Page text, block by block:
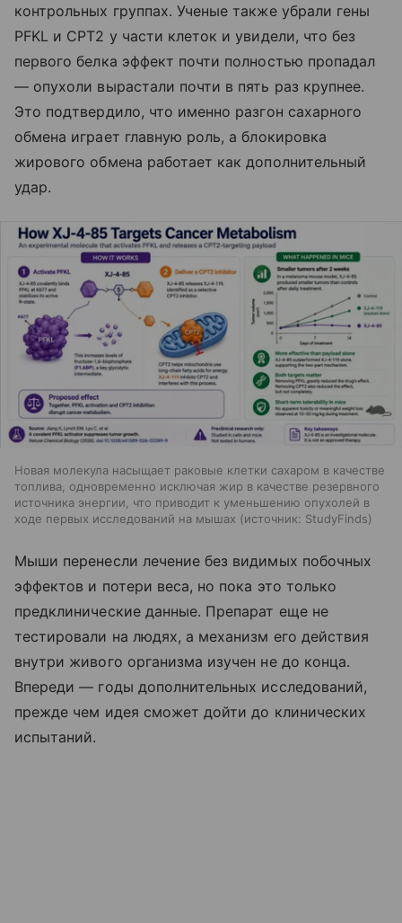
контрольных группах. Ученые также убрали гены
PFKL и CPT2 у части клеток и увидели, что без
первого белка эффект почти полностью пропадал
— опухоли вырастали почти в пять раз крупнее.
Это подтвердило, что именно разгон сахарного
обмена играет главную роль, а блокировка
жирового обмена работает как дополнительный
удар.
Новая молекула насыщает раковые клетки сахаром в качестве
топлива, одновременно исключая жир в качестве резервного
источника энергии, что приводит к уменьшению опухолей в
ходе первых исследований на мышах
источник: StudyFinds
Мыши перенесли лечение без видимых побочных
эффектов и потери веса, но пока это только
предклинические данные. Препарат еще не
тестировали на людях, а механизм его действия
внутри живого организма изучен не до конца.
Впереди — годы дополнительных исследований,
прежде чем идея сможет дойти до клинических
испытаний.